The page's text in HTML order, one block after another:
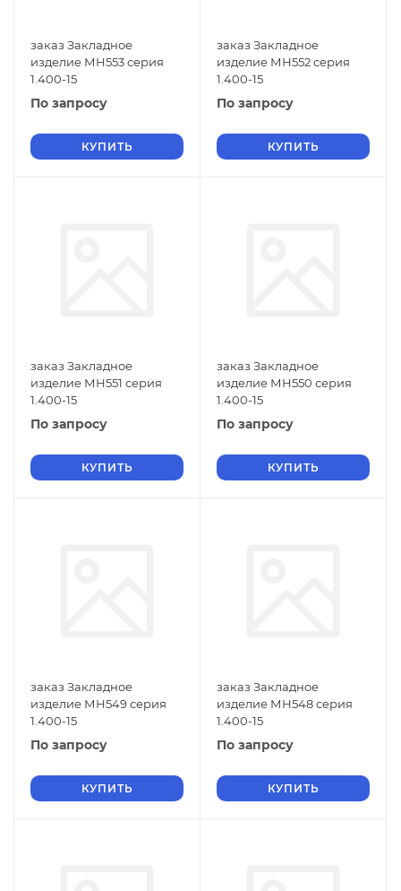
заказ Закладное
изделие МН553 серия
1.400-15
По запросу
КУПИТЬ
заказ Закладное
изделие МН552 серия
1.400-15
По запросу
КУПИТЬ
заказ Закладное
изделие МН551 серия
1.400-15
По запросу
КУПИТЬ
заказ Закладное
изделие МН550 серия
1.400-15
По запросу
КУПИТЬ
заказ Закладное
изделие МН549 серия
1.400-15
По запросу
КУПИТЬ
заказ Закладное
изделие МН548 серия
1.400-15
По запросу
КУПИТЬ